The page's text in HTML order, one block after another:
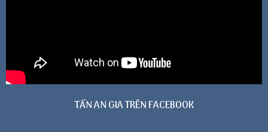
TẤN AN GIA TRÊN FACEBOOK